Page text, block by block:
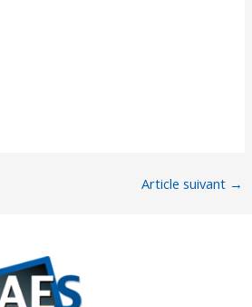
Article suivant →